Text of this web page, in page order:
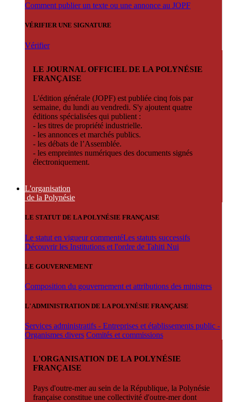
Comment publier un texte ou une annonce au JOPF
VÉRIFIER UNE SIGNATURE
Vérifier
LE JOURNAL OFFICIEL DE LA POLYNÉSIE
FRANÇAISE
L'édition générale (JOPF) est publiée cinq fois par
semaine, du lundi au vendredi. S'y ajoutent quatre
éditions spécialisées qui publient :
- les titres de propriété industrielle.
- les annonces et marchés publics.
- les débats de l’Assemblée.
- les empreintes numériques des documents signés
électroniquement.
L'organisation
de la Polynésie
LE STATUT DE LA POLYNÉSIE FRANÇAISE
Le statut en vigueur commentéLes statuts successifs
Découvrir les Institutions et l'ordre de Tahiti Nui
LE GOUVERNEMENT
Composition du gouvernement et attributions des ministres
L'ADMINISTRATION DE LA POLYNÉSIE FRANÇAISE
Services administratifs - Entreprises et établissements public -
Organismes divers Comités et commissions
L'ORGANISATION DE LA POLYNÉSIE
FRANÇAISE
Pays d'outre-mer au sein de la République, la Polynésie
française constitue une collectivité d'outre-mer dont